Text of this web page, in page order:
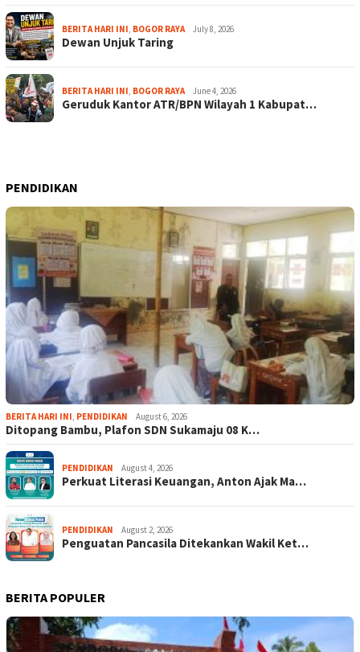
BERITA HARI INI, BOGOR RAYA July 8, 2026
Dewan Unjuk Taring
BERITA HARI INI, BOGOR RAYA June 4, 2026
Geruduk Kantor ATR/BPN Wilayah 1 Kabupat…
PENDIDIKAN
BERITA HARI INI, PENDIDIKAN August 6, 2026
Ditopang Bambu, Plafon SDN Sukamaju 08 K…
PENDIDIKAN August 4, 2026
Perkuat Literasi Keuangan, Anton Ajak Ma…
PENDIDIKAN August 2, 2026
Penguatan Pancasila Ditekankan Wakil Ket…
BERITA POPULER